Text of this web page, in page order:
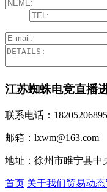
江苏蜘蛛电竞直播
联系电话：18205206895
邮箱：lxwm@163.com
地址：徐州市睢宁县中
首页 关于我们贸易动态